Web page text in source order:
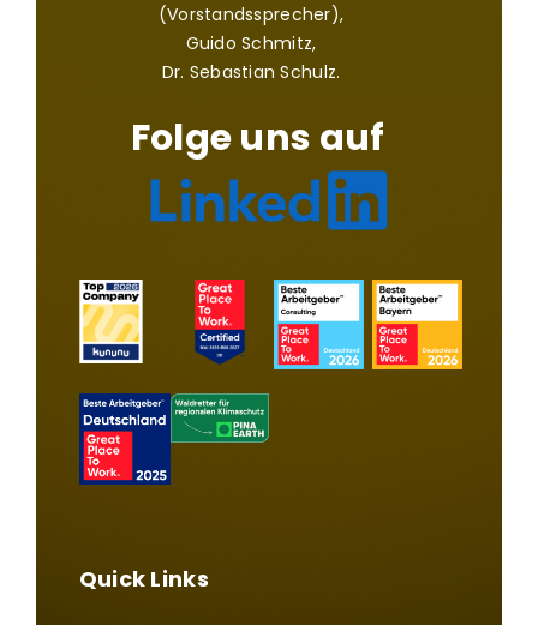
(Vorstandssprecher),
Guido Schmitz,
Dr. Sebastian Schulz.
Folge uns auf
Quick Links